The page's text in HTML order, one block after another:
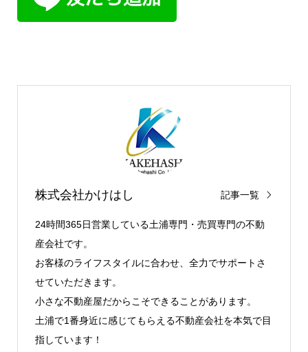
株式会社かけはし 記事一覧
24時間365日営業している土浦専門・売買専門の不動
産会社です。
お客様のライフスタイルに合わせ、全力でサポートさ
せていただきます。
小さな不動産屋だからこそできることがあります。
土浦で1番身近に感じてもらえる不動産会社を本気で目
指しています！